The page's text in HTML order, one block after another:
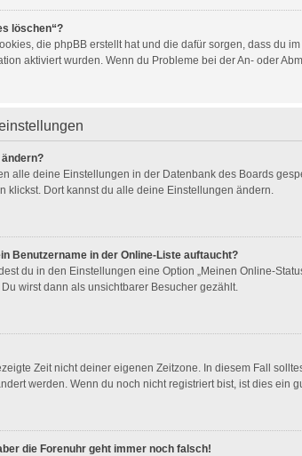
löschen“?
die phpBB erstellt hat und die dafür sorgen, dass du
aktiviert wurden. Wenn du Probleme bei der An- oder
alle deine Einstellungen in der Datenbank des Boards
klickst. Dort kannst du alle deine Einstellungen ändern.
Benutzername in der Online-Liste auftaucht?
du in den Einstellungen eine Option „Meinen Online-
wirst dann als unsichtbarer Besucher gezählt.
Zeit nicht deiner eigenen Zeitzone. In diesem Fall
werden. Wenn du noch nicht registriert bist, ist dies ein
die Forenuhr geht immer noch falsch!